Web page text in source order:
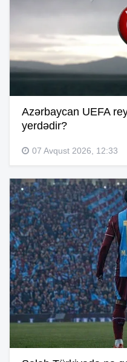
Azərbaycan UEFA
yerdədir?
07 Avqust 2026, 12:33